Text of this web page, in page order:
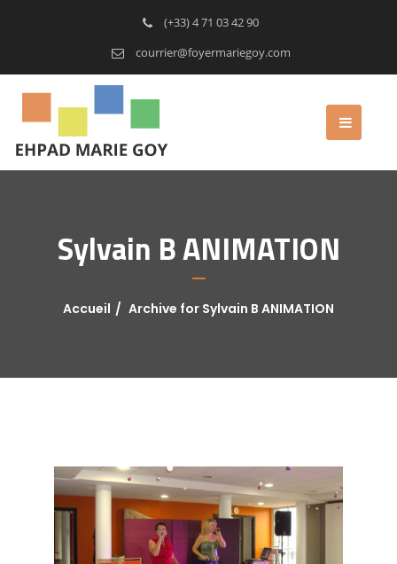
(+33) 4 71 03 42 90
courrier@foyermariegoy.com
Sylvain B ANIMATION
Accueil Archive for Sylvain B ANIMATION